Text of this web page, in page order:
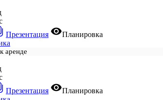
Презентация visibilityПланировка
аренде
Презентация visibilityПланировка